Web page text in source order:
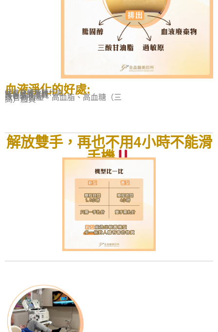
血液淨化的好處:
促進身體新陳代謝
減少壞膽固醇
改善血液品質
改善高血壓、高血脂、高血糖（三
高）體質
解放雙手，再也不用4小時不能滑
手機